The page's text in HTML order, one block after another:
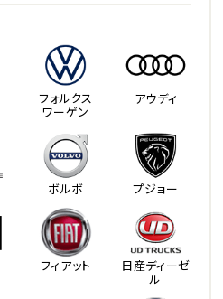
フォルクス
ワーゲン
アウディ
ボルボ プジョー
フィアット 日産ディーゼ
ル